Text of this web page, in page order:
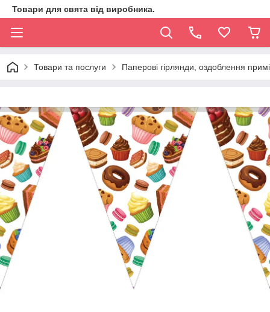
Товари для свята від виробника.
Товари та послуги Паперові гірлянди, оздоблення